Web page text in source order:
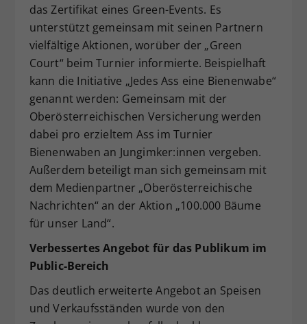
das Zertifikat eines Green-Events. Es
unterstützt gemeinsam mit seinen Partnern
vielfältige Aktionen, worüber der „Green
Court“ beim Turnier informierte. Beispielhaft
kann die Initiative „Jedes Ass eine Bienenwabe“
genannt werden: Gemeinsam mit der
Oberösterreichischen Versicherung werden
dabei pro erzieltem Ass im Turnier
Bienenwaben an Jungimker:innen vergeben.
Außerdem beteiligt man sich gemeinsam mit
dem Medienpartner „Oberösterreichische
Nachrichten“ an der Aktion „100.000 Bäume
für unser Land“.
Verbessertes Angebot für das Publikum im
Public-Bereich
Das deutlich erweiterte Angebot an Speisen
und Verkaufsständen wurde von den